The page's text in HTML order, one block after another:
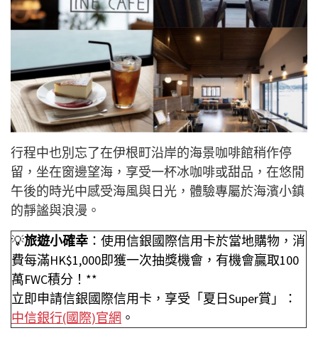
行程中也別忘了在伊根町沿岸的海景咖啡館稍作停
留，坐在窗邊望海，享受一杯冰咖啡或甜品，在悠閒
午後的時光中感受海風與日光，體驗專屬於海濱小鎮
的靜謐與浪漫。
💡旅遊小確幸 ：使用信銀國際信用卡於當地購物，消
費每滿HK$1,000即獲一次抽獎機會，有機會贏取100
萬FWC積分！**
立即申請信銀國際信用卡，享受「夏日Super賞」：
中信銀行(國際)官網 。